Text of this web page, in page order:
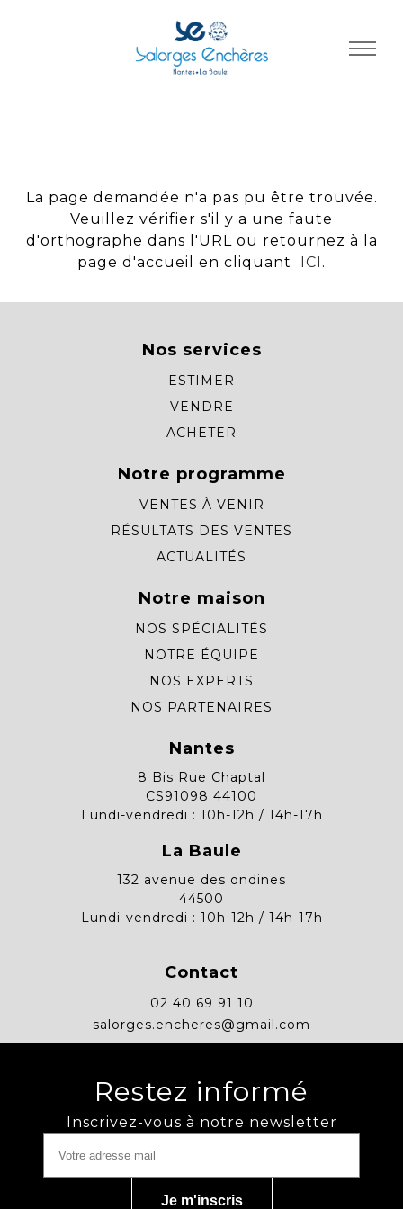
La page demandée n'a pas pu être trouvée.
Veuillez vérifier s'il y a une faute
d'orthographe dans l'URL ou retournez à la
page d'accueil en cliquant
ICI .
Nos services
ESTIMER
VENDRE
ACHETER
Notre programme
VENTES À VENIR
RÉSULTATS DES VENTES
ACTUALITÉS
Notre maison
NOS SPÉCIALITÉS
NOTRE ÉQUIPE
NOS EXPERTS
NOS PARTENAIRES
Nantes
8 Bis Rue Chaptal
CS91098 44100
Lundi-vendredi : 10h-12h / 14h-17h
La Baule
132 avenue des ondines
44500
Lundi-vendredi : 10h-12h / 14h-17h
Contact
02 40 69 91 10
salorges.encheres@gmail.com
Restez informé
Inscrivez-vous à notre newsletter